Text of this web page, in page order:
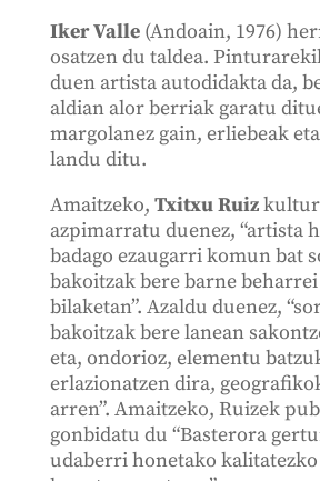
Iker Valle(Andoain, 1976)
osatzen du taldea.
duen artista autodidakta da,
aldian alor berriak garatu
margolanez gain, erliebeak
landu ditu.
Amaitzeko, Txitxu Ruiz
azpimarratu duenez, “artista
badago ezaugarri komun bat
bakoitzak bere barne
bilaketan”. Azaldu duenez,
bakoitzak bere lanean
eta, ondorioz, elementu
erlazionatzen dira,
arren”. Amaitzeko, Ruizek
gonbidatu du “Basterora
udaberri honetako